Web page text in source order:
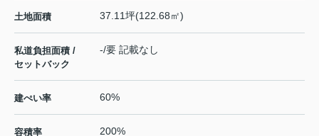
土地面積 37.11坪(122.68㎡)
私道負担面積 /
セットバック
-/要 記載なし
建ぺい率 60%
容積率 200%